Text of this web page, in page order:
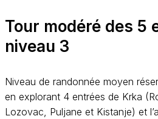
Tour modéré des 5
niveau 3
Niveau de randonnée moyen
en explorant 4 entrées de Krka
Lozovac, Puljane et Kistanje) et